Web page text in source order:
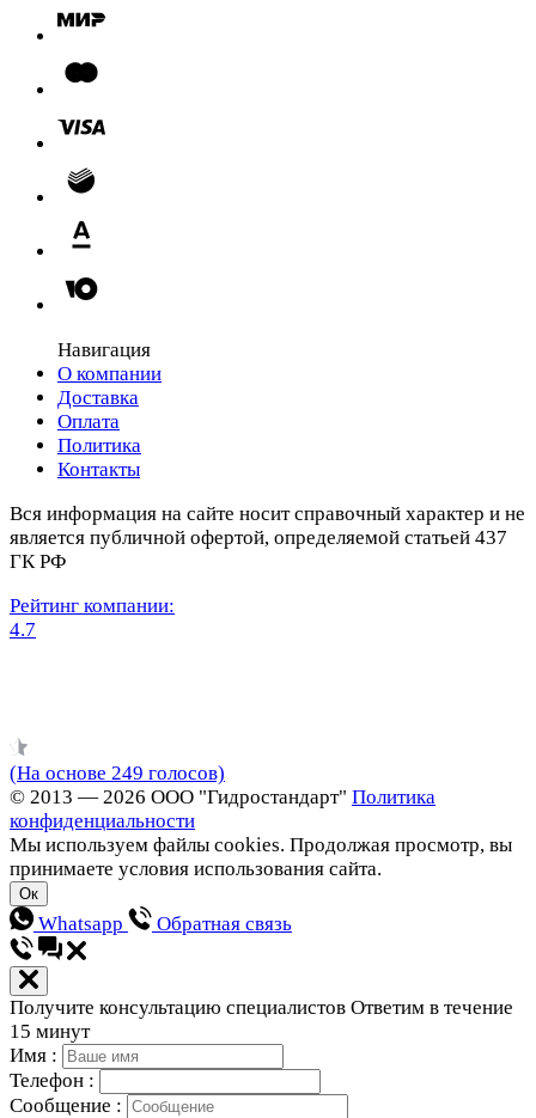
Навигация
О компании
Доставка
Оплата
Политика
Контакты
Вся информация на сайте носит справочный характер и не
является публичной офертой, определяемой статьей 437
ГК РФ
Рейтинг компании:
4.7
(На основе 249 голосов)
© 2013 — 2026 ООО "Гидростандарт" Политика
конфиденциальности
Мы используем файлы cookies. Продолжая просмотр, вы
принимаете условия использования сайта.
Ок
Whatsapp Обратная связь
Получите консультацию специалистов Ответим в течение
15 минут
Имя :
Телефон :
Сообщение :